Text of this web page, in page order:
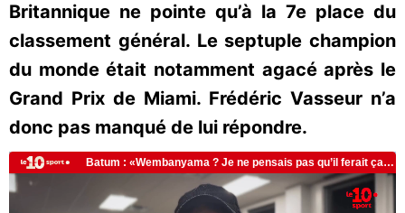
Britannique ne pointe qu’à la 7e place du
classement général. Le septuple champion
du monde était notamment agacé après le
Grand Prix de Miami. Frédéric Vasseur n’a
donc pas manqué de lui répondre.